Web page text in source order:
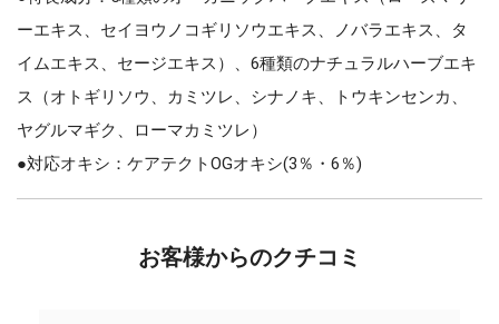
ーエキス、セイヨウノコギリソウエキス、ノバラエキス、タ
イムエキス、セージエキス）、6種類のナチュラルハーブエキ
ス（オトギリソウ、カミツレ、シナノキ、トウキンセンカ、
ヤグルマギク、ローマカミツレ）
●対応オキシ：ケアテクトOGオキシ(3％・6％)
お客様からのクチコミ